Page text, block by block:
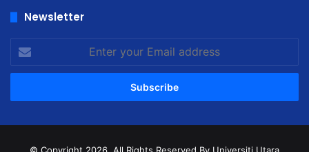
Newsletter
your
Email